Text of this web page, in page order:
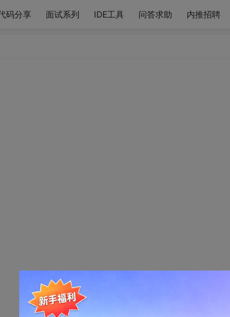
码分享 面试系列 IDE工具 问答求助 内推招聘